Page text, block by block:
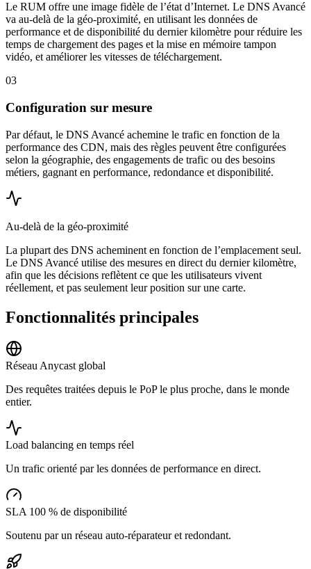
Le RUM offre une image fidèle de l’état d’Internet. Le DNS Avancé
va au-delà de la géo-proximité, en utilisant les données de
performance et de disponibilité du dernier kilomètre pour réduire les
temps de chargement des pages et la mise en mémoire tampon
vidéo, et améliorer les vitesses de téléchargement.
03
Configuration sur mesure
Par défaut, le DNS Avancé achemine le trafic en fonction de la
performance des CDN, mais des règles peuvent être configurées
selon la géographie, des engagements de trafic ou des besoins
métiers, gagnant en performance, redondance et disponibilité.
Au-delà de la géo-proximité
La plupart des DNS acheminent en fonction de l’emplacement seul.
Le DNS Avancé utilise des mesures en direct du dernier kilomètre,
afin que les décisions reflètent ce que les utilisateurs vivent
réellement, et pas seulement leur position sur une carte.
Fonctionnalités principales
Réseau Anycast global
Des requêtes traitées depuis le PoP le plus proche, dans le monde
entier.
Load balancing en temps réel
Un trafic orienté par les données de performance en direct.
SLA 100 % de disponibilité
Soutenu par un réseau auto-réparateur et redondant.